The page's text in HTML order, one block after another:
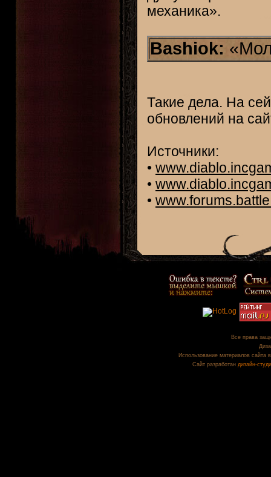
механика».
Bashiok:
Такие дела. На
обновлений на
Источники:
•
•
•
Все права
Использование материалов сайта
Сайт разработан дизайн-